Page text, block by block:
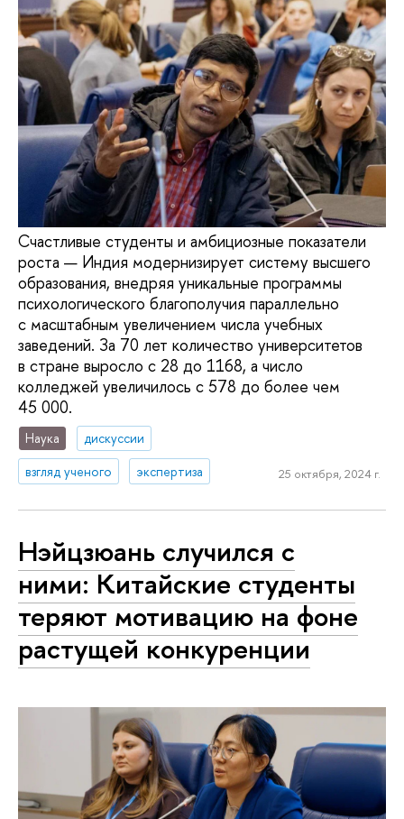
Счастливые студенты и амбициозные показатели
роста — Индия модернизирует систему высшего
образования, внедряя уникальные программы
психологического благополучия параллельно
с масштабным увеличением числа учебных
заведений. За 70 лет количество университетов
в стране выросло с 28 до 1168, а число
колледжей увеличилось с 578 до более чем
45 000.
Наука
дискуссии
взгляд ученого
экспертиза 25 октября, 2024 г.
Нэйцзюань случился с
ними: Китайские студенты
теряют мотивацию на фоне
растущей конкуренции